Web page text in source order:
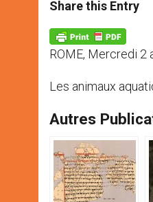
s
p
p
e
g
e
r
b
k
Share this Entry
ROME, Mercredi 2
Les animaux
Autres